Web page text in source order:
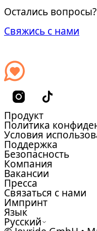
Остались вопросы?
Свяжись с нами
Продукт
Политика
Условия
Поддержка
Безопасность
Компания
Вакансии
Пресса
Связаться с нами
Импринт
Язык
Русский